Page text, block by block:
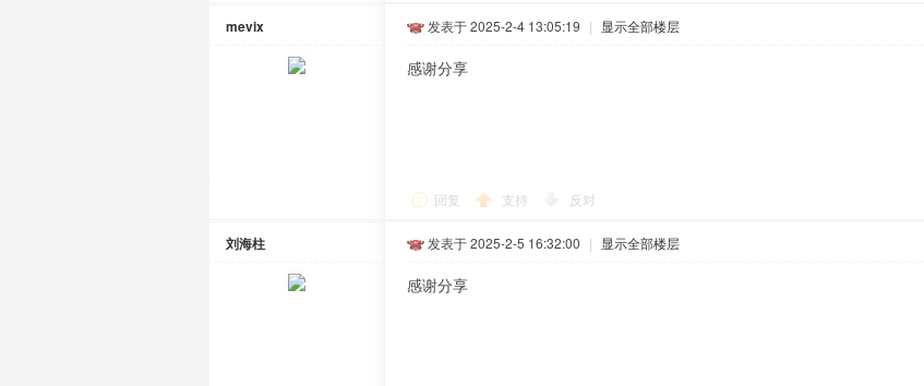
mevix 发表于 2025-2-4 13:05:19 | 显示全部楼层
感谢分享
回复 支持 反对
刘海柱 发表于 2025-2-5 16:32:00 | 显示全部楼层
感谢分享